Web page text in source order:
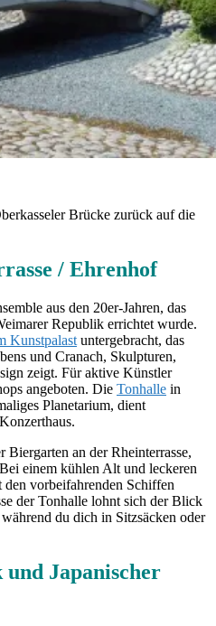
Brücke zurück auf die
/ Ehrenhof
aus den 20er-Jahren, das
Republik errichtet wurde.
Kunstpalast untergebracht, das
und Cranach, Skulpturen,
zeigt. Für aktive Künstler
angeboten. Die Tonhalle in
Planetarium, dient
Biergarten an der Rheinterrasse,
einem kühlen Alt und leckeren
vorbeifahrenden Schiffen
der Tonhalle lohnt sich der Blick
du dich in Sitzsäcken oder
Japanischer